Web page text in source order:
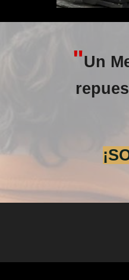
"Un